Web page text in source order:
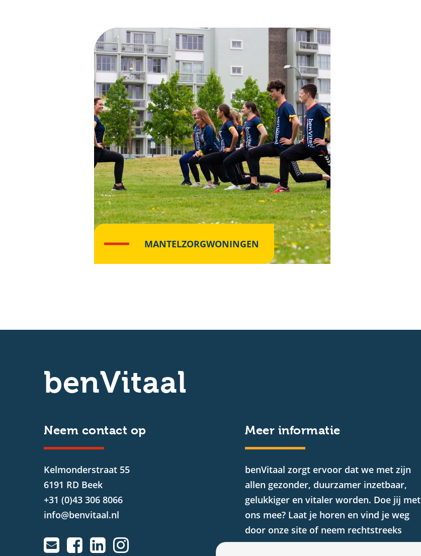
MANTELZORGWONINGEN
benVitaal
Neem contact op
Kelmonderstraat 55
6191 RD Beek
+31 (0)43 306 8066
info@benvitaal.nl
Meer informatie
benVitaal zorgt ervoor dat we met zijn
allen gezonder, duurzamer inzetbaar,
gelukkiger en vitaler worden. Doe jij met
ons mee? Laat je horen en vind je weg
door onze site of neem rechtstreeks
contact met ons op.